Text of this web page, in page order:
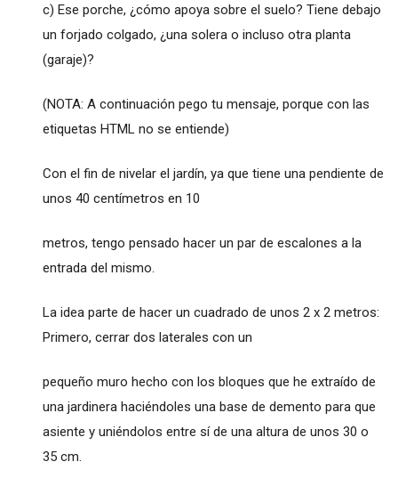
c) Ese porche, ¿cómo apoya sobre el suelo? Tiene debajo
un forjado colgado, ¿una solera o incluso otra planta
(garaje)?
(NOTA: A continuación pego tu mensaje, porque con las
etiquetas HTML no se entiende)
Con el fin de nivelar el jardín, ya que tiene una pendiente de
unos 40 centímetros en 10
metros, tengo pensado hacer un par de escalones a la
entrada del mismo.
La idea parte de hacer un cuadrado de unos 2 x 2 metros:
Primero, cerrar dos laterales con un
pequeño muro hecho con los bloques que he extraído de
una jardinera haciéndoles una base de demento para que
asiente y uniéndolos entre sí de una altura de unos 30 o
35 cm.